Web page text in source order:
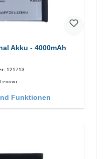
270 Original Akku - 4000mAh
121713
Lenovo
Funktionen